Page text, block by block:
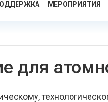
МЕРОПРИЯТИЯ
для